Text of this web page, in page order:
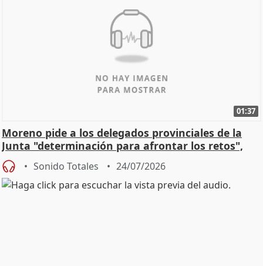
01:37
Moreno pide a los delegados provinciales de la
Junta "determinación para afrontar los retos",
diálog
Sonido Totales 24/07/2026